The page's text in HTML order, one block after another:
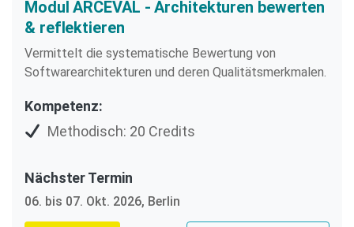
Modul ARCEVAL - Architekturen bewerten
& reflektieren
Vermittelt die systematische Bewertung von
Softwarearchitekturen und deren Qualitätsmerkmalen.
Kompetenz:
Methodisch: 20 Credits
Nächster Termin
06. bis 07. Okt. 2026, Berlin